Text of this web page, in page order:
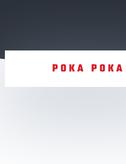
POKA POKA